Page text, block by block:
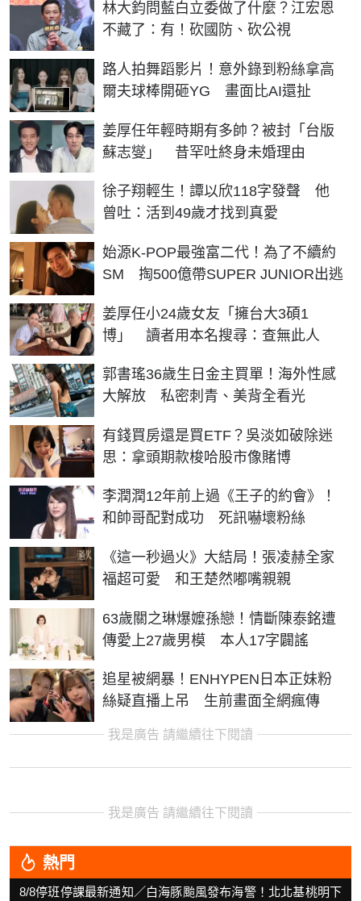
林大鈞問藍白立委做了什麼？江宏恩
不藏了：有！砍國防、砍公視
路人拍舞蹈影片！意外錄到粉絲拿高
爾夫球棒開砸YG 畫面比AI還扯
姜厚任年輕時期有多帥？被封「台版
蘇志燮」 昔罕吐終身未婚理由
徐子翔輕生！譚以欣118字發聲 他
曾吐：活到49歲才找到真愛
始源K-POP最強富二代！為了不續約
SM 掏500億帶SUPER JUNIOR出逃
姜厚任小24歲女友「擁台大3碩1
博」 讀者用本名搜尋：查無此人
郭書瑤36歲生日金主買單！海外性感
大解放 私密刺青、美背全看光
有錢買房還是買ETF？吳淡如破除迷
思：拿頭期款梭哈股市像賭博
李潤潤12年前上過《王子的約會》！
和帥哥配對成功 死訊嚇壞粉絲
《這一秒過火》大結局！張凌赫全家
福超可愛 和王楚然嘟嘴親親
63歲關之琳爆嬤孫戀！情斷陳泰銘遭
傳愛上27歲男模 本人17字闢謠
追星被網暴！ENHYPEN日本正妹粉
絲疑直播上吊 生前畫面全網瘋傳
我是廣告 請繼續往下閱讀
我是廣告 請繼續往下閱讀
熱門
8/8停班停課最新通知／白海豚颱風發布海警！北北基桃明下